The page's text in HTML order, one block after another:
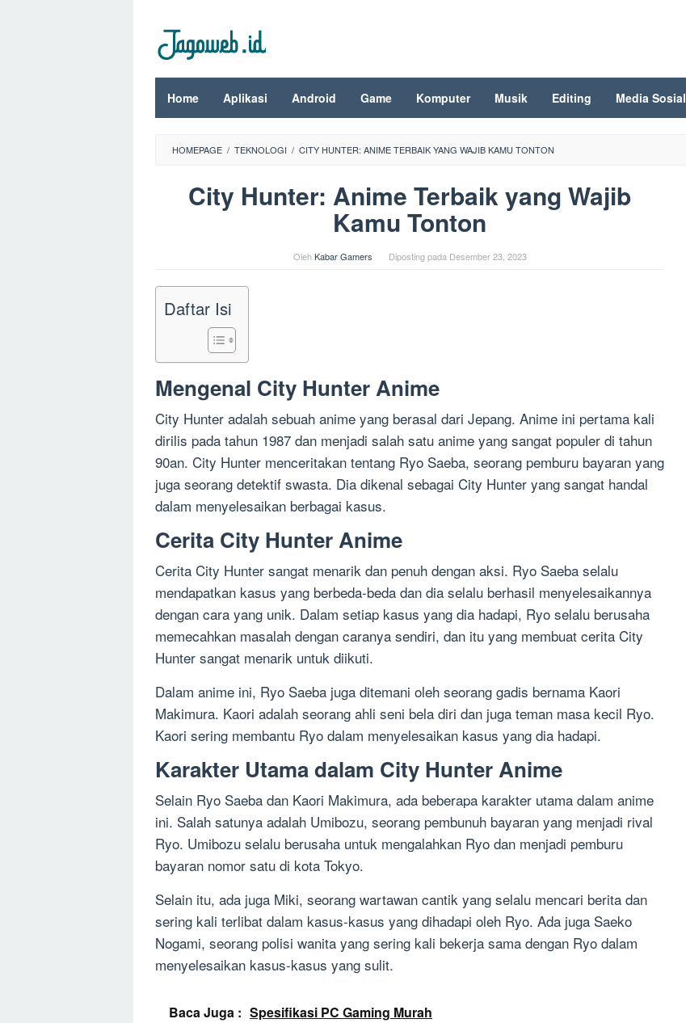
konten
Home Aplikasi Android Game Komputer Musik Editing Media Sosial
HOMEPAGE / TEKNOLOGI / CITY HUNTER: ANIME TERBAIK YANG WAJIB KAMU TONTON
City Hunter: Anime Terbaik yang Wajib
Kamu Tonton
OlehKabar Gamers Diposting pada Desember 23, 2023
Daftar Isi
Mengenal City Hunter Anime
City Hunter adalah sebuah anime yang berasal dari Jepang. Anime ini pertama kali
dirilis pada tahun 1987 dan menjadi salah satu anime yang sangat populer di tahun
90an. City Hunter menceritakan tentang Ryo Saeba, seorang pemburu bayaran yang
juga seorang detektif swasta. Dia dikenal sebagai City Hunter yang sangat handal
dalam menyelesaikan berbagai kasus.
Cerita City Hunter Anime
Cerita City Hunter sangat menarik dan penuh dengan aksi. Ryo Saeba selalu
mendapatkan kasus yang berbeda-beda dan dia selalu berhasil menyelesaikannya
dengan cara yang unik. Dalam setiap kasus yang dia hadapi, Ryo selalu berusaha
memecahkan masalah dengan caranya sendiri, dan itu yang membuat cerita City
Hunter sangat menarik untuk diikuti.
Dalam anime ini, Ryo Saeba juga ditemani oleh seorang gadis bernama Kaori
Makimura. Kaori adalah seorang ahli seni bela diri dan juga teman masa kecil Ryo.
Kaori sering membantu Ryo dalam menyelesaikan kasus yang dia hadapi.
Karakter Utama dalam City Hunter Anime
Selain Ryo Saeba dan Kaori Makimura, ada beberapa karakter utama dalam anime
ini. Salah satunya adalah Umibozu, seorang pembunuh bayaran yang menjadi rival
Ryo. Umibozu selalu berusaha untuk mengalahkan Ryo dan menjadi pemburu
bayaran nomor satu di kota Tokyo.
Selain itu, ada juga Miki, seorang wartawan cantik yang selalu mencari berita dan
sering kali terlibat dalam kasus-kasus yang dihadapi oleh Ryo. Ada juga Saeko
Nogami, seorang polisi wanita yang sering kali bekerja sama dengan Ryo dalam
menyelesaikan kasus-kasus yang sulit.
Baca Juga : Spesifikasi PC Gaming Murah